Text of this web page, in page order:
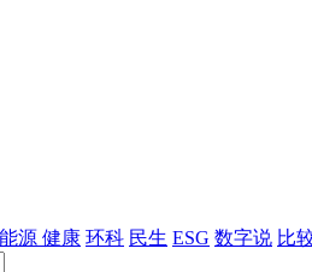
能源 健康 环科 民生 ESG 数字说 比